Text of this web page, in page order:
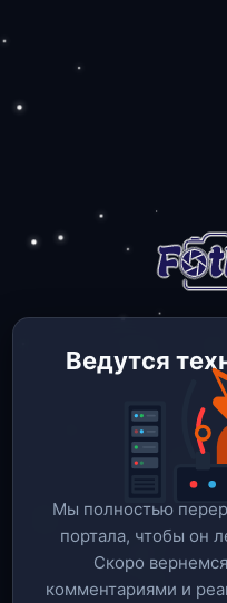
Ведутся
Мы полностью
портала, чтобы он
Скоро
комментариями и